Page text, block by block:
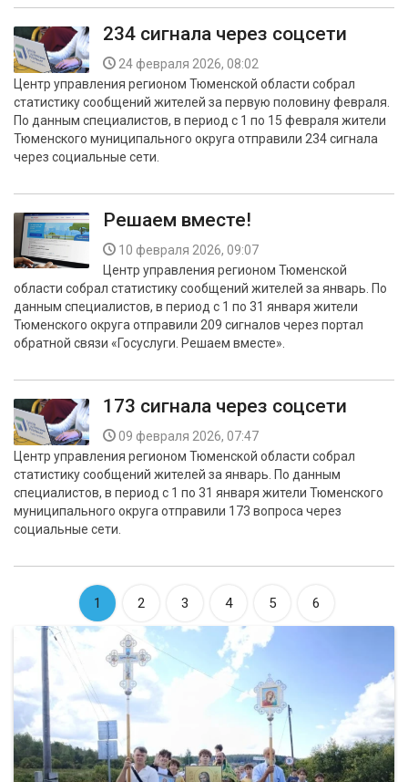
234 сигнала через соцсети
24 февраля 2026, 08:02
Центр управления регионом Тюменской области собрал
статистику сообщений жителей за первую половину февраля.
По данным специалистов, в период с 1 по 15 февраля жители
Тюменского муниципального округа отправили 234 сигнала
через социальные сети.
Решаем вместе!
10 февраля 2026, 09:07
Центр управления регионом Тюменской
области собрал статистику сообщений жителей за январь. По
данным специалистов, в период с 1 по 31 января жители
Тюменского округа отправили 209 сигналов через портал
обратной связи «Госуслуги. Решаем вместе».
173 сигнала через соцсети
09 февраля 2026, 07:47
Центр управления регионом Тюменской области собрал
статистику сообщений жителей за январь. По данным
специалистов, в период с 1 по 31 января жители Тюменского
муниципального округа отправили 173 вопроса через
социальные сети.
1 2 3 4 5 6